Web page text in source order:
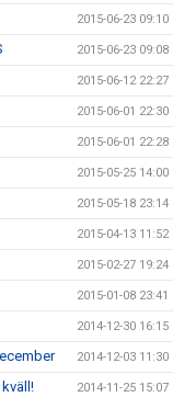
2015-06-23 09:10
2015-06-23 09:08
2015-06-12 22:27
2015-06-01 22:30
2015-06-01 22:28
2015-05-25 14:00
2015-05-18 23:14
2015-04-13 11:52
2015-02-27 19:24
2015-01-08 23:41
2014-12-30 16:15
2014-12-03 11:30
2014-11-25 15:07